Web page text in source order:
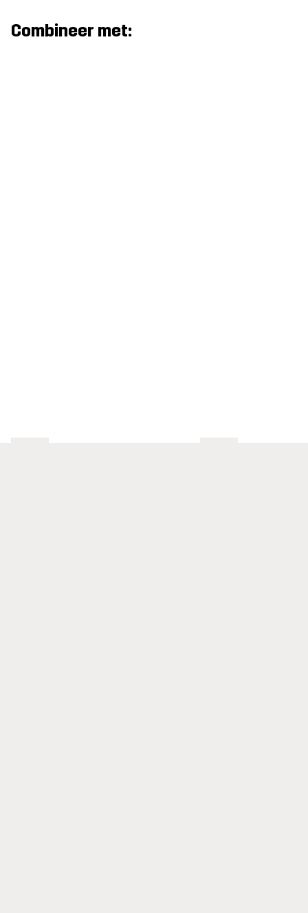
Combineer met: